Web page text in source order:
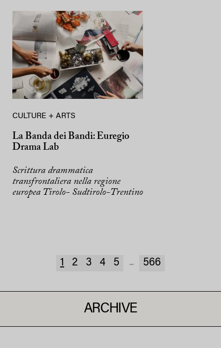
CULTURE + ARTS
La Banda dei Bandi: Euregio
Drama Lab
Scrittura drammatica
transfrontaliera nella regione
europea Tirolo- Sudtirolo-Trentino
1 2 3 4 5 ... 566
ARCHIVE